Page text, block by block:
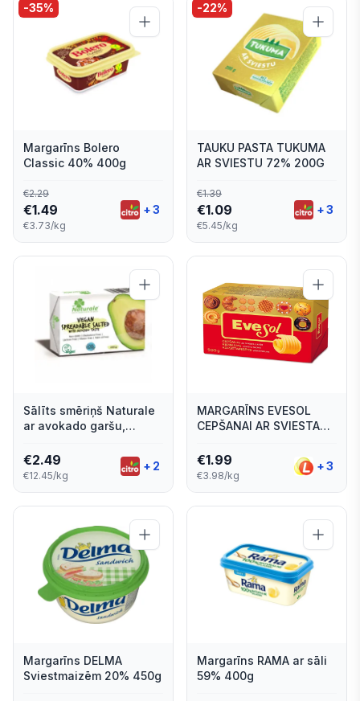
-35%
Margarīns Bolero
Classic 40% 400g
€2.29
€1.49
€3.73/kg
+3
-22%
TAUKU PASTA TUKUMA
AR SVIESTU 72% 200G
€1.39
€1.09
€5.45/kg
+3
Sālīts smēriņš Naturale
ar avokado garšu,
€2.49
€12.45/kg
+ 2
MARGARĪNS EVESOL
CEPŠANAI AR SVIESTA
€1.99
€3.98/kg
+3
Margarīns DELMA
Sviestmaizēm 20% 450g
Margarīns RAMA ar sāli
59% 400g